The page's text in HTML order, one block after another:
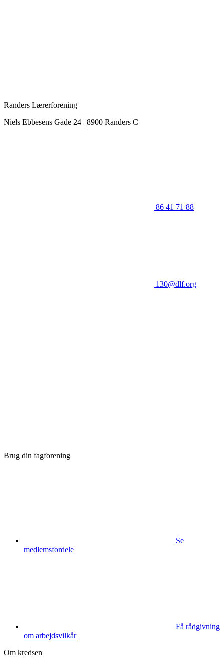
Randers Lærerforening
Niels Ebbesens Gade 24 | 8900 Randers C
86 41 71 88
130@dlf.org
Brug din fagforening
Se
medlemsfordele
Få rådgivning
om arbejdsvilkår
Om kredsen